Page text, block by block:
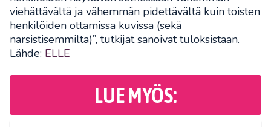
viehättävältä ja vähemmän pidettävältä kuin toisten
henkilöiden ottamissa kuvissa (sekä
narsistisemmilta)”, tutkijat sanoivat tuloksistaan.
Lähde: ELLE
LUE MYÖS: